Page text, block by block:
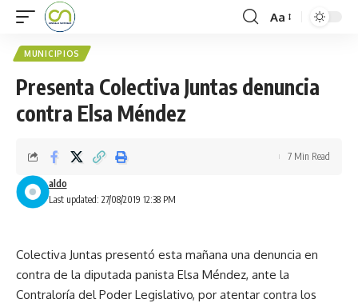
Aa
MUNICIPIOS
Presenta Colectiva Juntas denuncia
contra Elsa Méndez
Last updated: 27/08/2019 12:38 PM
aldo
7 Min Read
Colectiva Juntas presentó esta mañana una denuncia en
contra de la diputada panista Elsa Méndez, ante la
Contraloría del Poder Legislativo, por atentar contra los